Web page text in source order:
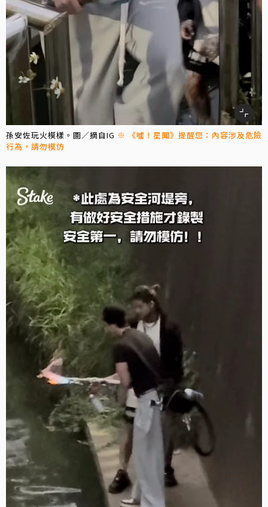
孫安佐玩火模樣。圖／摘自IG ※ 《噓！星聞》提醒您：內容涉及危險
行為，請勿模仿